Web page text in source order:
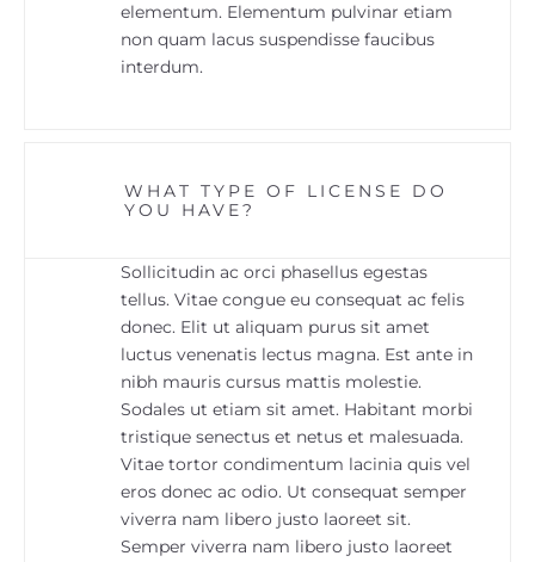
elementum. Elementum pulvinar etiam
non quam lacus suspendisse faucibus
interdum.
WHAT TYPE OF LICENSE DO
YOU HAVE?
Sollicitudin ac orci phasellus egestas
tellus. Vitae congue eu consequat ac felis
donec. Elit ut aliquam purus sit amet
luctus venenatis lectus magna. Est ante in
nibh mauris cursus mattis molestie.
Sodales ut etiam sit amet. Habitant morbi
tristique senectus et netus et malesuada.
Vitae tortor condimentum lacinia quis vel
eros donec ac odio. Ut consequat semper
viverra nam libero justo laoreet sit.
Semper viverra nam libero justo laoreet